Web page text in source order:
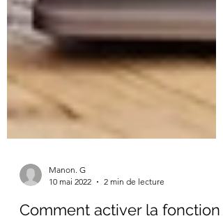
10 mai 2022
2 min de lecture